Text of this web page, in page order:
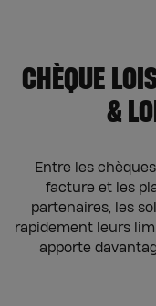
CHÈQUE
&
Entre les
facture et les
partenaires, les
rapidement leurs
apporte